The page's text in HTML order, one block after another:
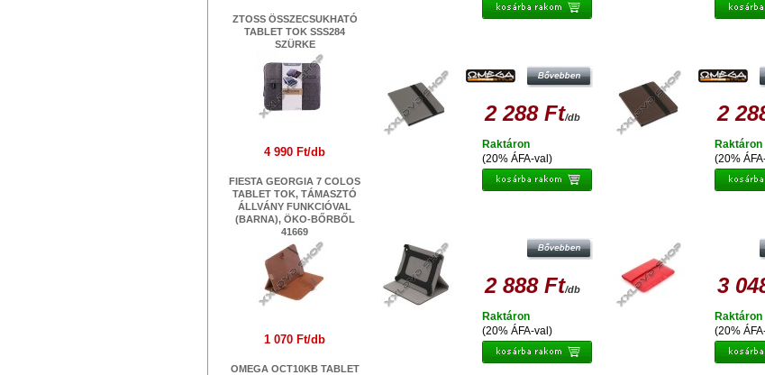
ZTOSS ÖSSZECSUKHATÓ
TABLET TOK SSS284
SZÜRKE
4 990 Ft/db
FIESTA GEORGIA 7 COLOS
TABLET TOK, TÁMASZTÓ
ÁLLVÁNY FUNKCIÓVAL
(BARNA), ÖKO-BŐRBŐL
41669
1 070 Ft/db
OMEGA OCT10KB TABLET
2 288 Ft/db
(20% ÁFA-val)
Raktáron
2
(20%
Raktáron
2 888 Ft/db
(20% ÁFA-val)
Raktáron
3
(20%
Raktáron